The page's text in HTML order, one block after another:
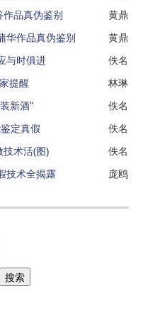
品真伪鉴别
黄鼎
华作品真伪鉴别
黄鼎
与时俱进
佚名
提醒
林琳
新酒”
佚名
定真假
佚名
技术活(图)
佚名
技术全揭露
庞鸥